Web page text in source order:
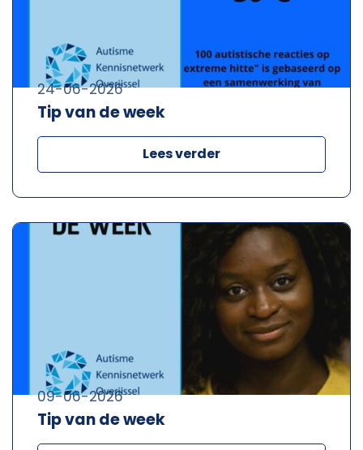
Tip van de week
24-06-2026
Lees verder
Tip van de week
09-06-2026